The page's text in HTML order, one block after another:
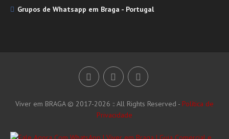
Grupos de Whatsapp em Braga - Portugal
Viver em BRAGA © 2017-2026 :: All Rights Reserved - Política de
Privacidade